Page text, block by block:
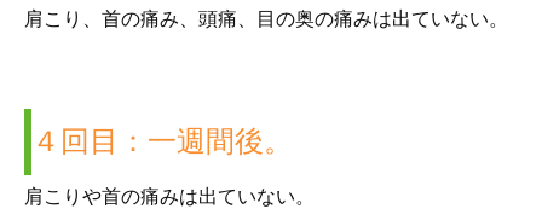
肩こり、首の痛み、頭痛、目の奥の痛みは出ていない。
４回目：一週間後。
肩こりや首の痛みは出ていない。